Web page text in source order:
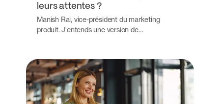
leurs attentes ?
Manish Rai, vice-président du marketing
produit. J'entends une version de…